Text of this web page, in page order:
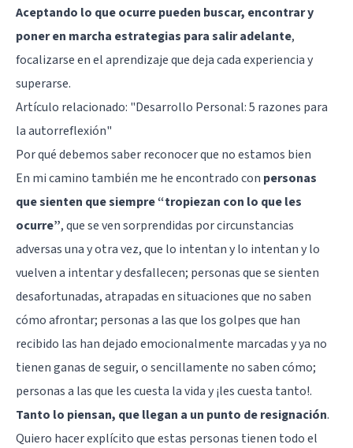
Aceptando lo que ocurre pueden buscar, encontrar y
poner en marcha estrategias para salir adelante,
focalizarse en el aprendizaje que deja cada experiencia y
superarse.
Artículo relacionado: "Desarrollo Personal: 5 razones para
la autorreflexión"
Por qué debemos saber reconocer que no estamos bien
En mi camino también me he encontrado con personas
que sienten que siempre “tropiezan con lo que les
ocurre”, que se ven sorprendidas por circunstancias
adversas una y otra vez, que lo intentan y lo intentan y lo
vuelven a intentar y desfallecen; personas que se sienten
desafortunadas, atrapadas en situaciones que no saben
cómo afrontar; personas a las que los golpes que han
recibido las han dejado emocionalmente marcadas y ya no
tienen ganas de seguir, o sencillamente no saben cómo;
personas a las que les cuesta la vida y ¡les cuesta tanto!.
Tanto lo piensan, que llegan a un punto de resignación.
Quiero hacer explícito que estas personas tienen todo el